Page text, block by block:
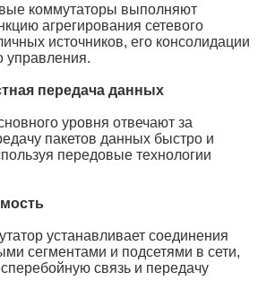
коммутаторы выполняют
агрегирования сетевого
источников, его консолидации
управления.
передача данных
уровня отвечают за
пакетов данных быстро и
передовые технологии
устанавливает соединения
сегментами и подсетями в сети,
связь и передачу